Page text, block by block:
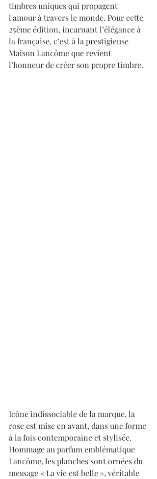
timbres uniques qui propagent
l'amour à travers le monde. Pour cette
25ème édition, incarnant l’élégance à
la française, c’est à la prestigieuse
Maison Lancôme que revient
l’honneur de créer son propre timbre.
Icône indissociable de la marque, la
rose est mise en avant, dans une forme
à la fois contemporaine et stylisée.
Hommage au parfum emblématique
Lancôme, les planches sont ornées du
message « La vie est belle », véritable